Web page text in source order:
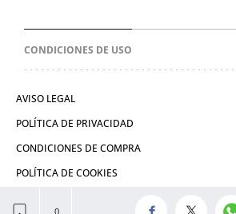
CONDICIONES DE USO
AVISO LEGAL
POLÍTICA DE PRIVACIDAD
CONDICIONES DE COMPRA
POLÍTICA DE COOKIES